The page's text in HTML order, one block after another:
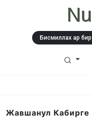
Бисмиллах ар
Жавшанул Кабирге